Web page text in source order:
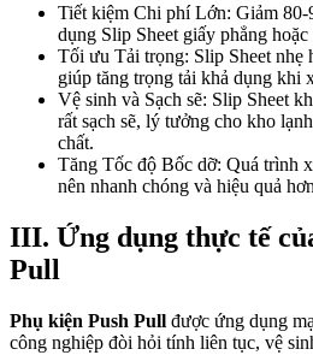
Tiết kiệm Chi phí Lớn: Giảm
dụng Slip Sheet giấy phẳng hoặc
Tối ưu Tải trọng: Slip Sheet nhẹ
giúp tăng trọng tải khả dụng khi
Vệ sinh và Sạch sẽ: Slip Sheet
rất sạch sẽ, lý tưởng cho kho
chất.
Tăng Tốc độ Bốc dỡ: Quá trình
nên nhanh chóng và hiệu quả
III. Ứng dụng thực tế
Pull
Phụ kiện Push Pull được ứng dụng
công nghiệp đòi hỏi tính liên tục, vệ